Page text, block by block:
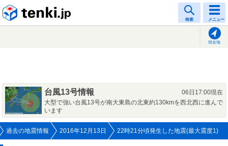
検索 メニュー
現在地
台風13号情報
06日17:00現在
大型で強い台風13号が南大東島の北東約130kmを西北西に進んで
います
過去の地震情報 2016年12月13日 22時21分頃発生した地震(最大震度1)